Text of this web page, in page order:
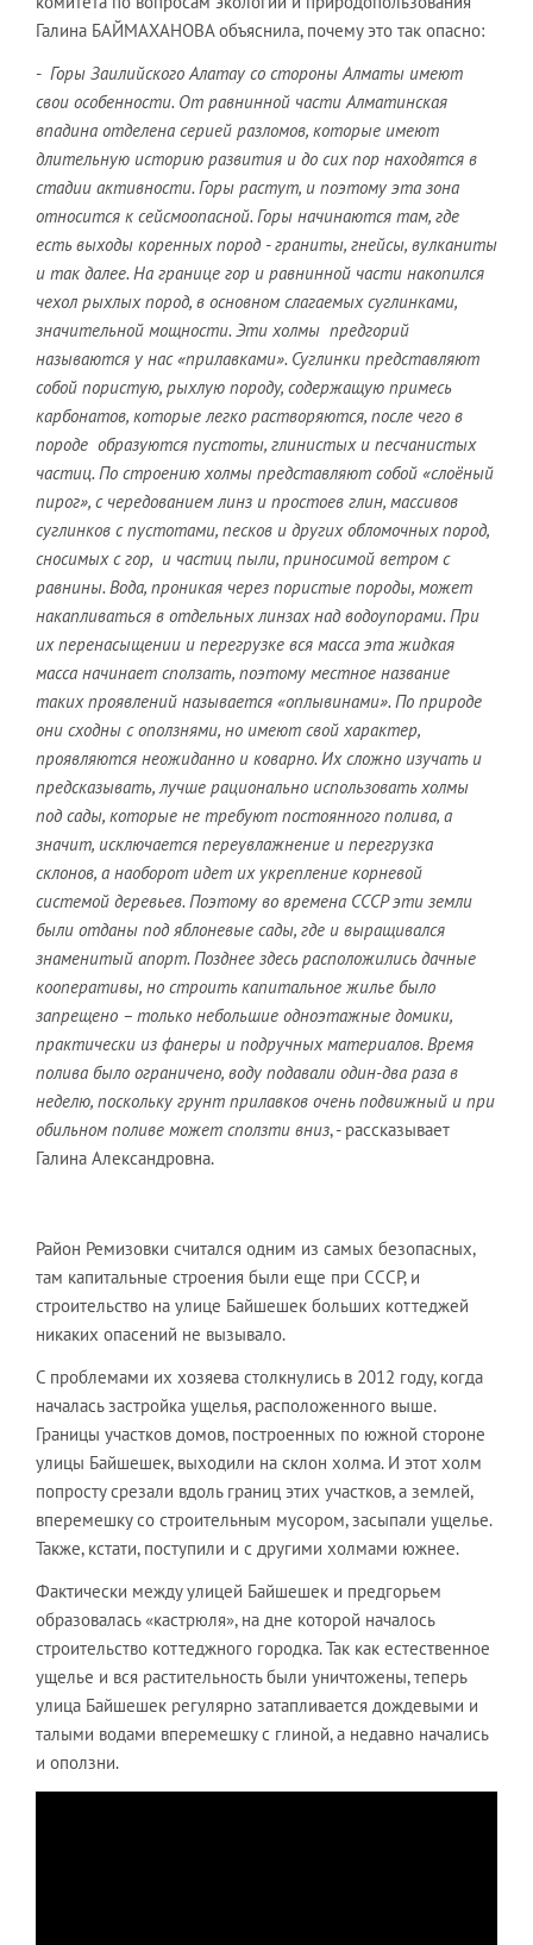
Галина БАЙМАХАНОВА объяснила, почему это так опасно:
- Горы Заилийского Алатау со стороны Алматы имеют
свои особенности. От равнинной части Алматинская
впадина отделена серией разломов, которые имеют
длительную историю развития и до сих пор находятся в
стадии активности. Горы растут, и поэтому эта зона
относится к сейсмоопасной. Горы начинаются там, где
есть выходы коренных пород - граниты, гнейсы, вулканиты
и так далее. На границе гор и равнинной части накопился
чехол рыхлых пород, в основном слагаемых суглинками,
значительной мощности. Эти холмы предгорий
называются у нас «прилавками». Суглинки представляют
собой пористую, рыхлую породу, содержащую примесь
карбонатов, которые легко растворяются, после чего в
породе образуются пустоты, глинистых и песчанистых
частиц. По строению холмы представляют собой «слоёный
пирог», с чередованием линз и простоев глин, массивов
суглинков с пустотами, песков и других обломочных пород,
сносимых с гор, и частиц пыли, приносимой ветром с
равнины. Вода, проникая через пористые породы, может
накапливаться в отдельных линзах над водоупорами. При
их перенасыщении и перегрузке вся масса эта жидкая
масса начинает сползать, поэтому местное название
таких проявлений называется «оплывинами». По природе
они сходны с оползнями, но имеют свой характер,
проявляются неожиданно и коварно. Их сложно изучать и
предсказывать, лучше рационально использовать холмы
под сады, которые не требуют постоянного полива, а
значит, исключается переувлажнение и перегрузка
склонов, а наоборот идет их укрепление корневой
системой деревьев. Поэтому во времена СССР эти земли
были отданы под яблоневые сады, где и выращивался
знаменитый апорт. Позднее здесь расположились дачные
кооперативы, но строить капитальное жилье было
запрещено – только небольшие одноэтажные домики,
практически из фанеры и подручных материалов. Время
полива было ограничено, воду подавали один-два раза в
неделю, поскольку грунт прилавков очень подвижный и при
обильном поливе может сползти вниз, - рассказывает
Галина Александровна.
Район Ремизовки считался одним из самых безопасных,
там капитальные строения были еще при СССР, и
строительство на улице Байшешек больших коттеджей
никаких опасений не вызывало.
С проблемами их хозяева столкнулись в 2012 году, когда
началась застройка ущелья, расположенного выше.
Границы участков домов, построенных по южной стороне
улицы Байшешек, выходили на склон холма. И этот холм
попросту срезали вдоль границ этих участков, а землей,
вперемешку со строительным мусором, засыпали ущелье.
Также, кстати, поступили и с другими холмами южнее.
Фактически между улицей Байшешек и предгорьем
образовалась «кастрюля», на дне которой началось
строительство коттеджного городка. Так как естественное
ущелье и вся растительность были уничтожены, теперь
улица Байшешек регулярно затапливается дождевыми и
талыми водами вперемешку с глиной, а недавно начались
и оползни.